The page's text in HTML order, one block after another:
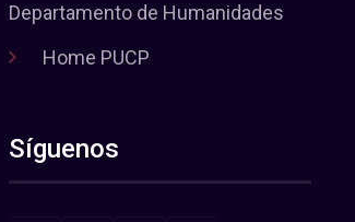
Departamento de Humanidades
Home PUCP
Síguenos